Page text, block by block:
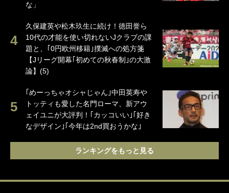
な」
久保建英や松木玖生に続け！徳田誉ら
10代の才能を使い切れないJクラブの課
題と、｢0円欧州移籍｣撲滅への処方箋
【Jリーグ開幕｢初めての秋春制｣の大激
論】(5)
｢めーっちゃオシャじゃん｣中田英寿や
トッティも愛した名門ローマ、新アウ
ェイユニが大評判！｢カッコいい｣｢好き
なデザイン｣｢今年は2nd買おうかな｣
ランキングをもっと見る